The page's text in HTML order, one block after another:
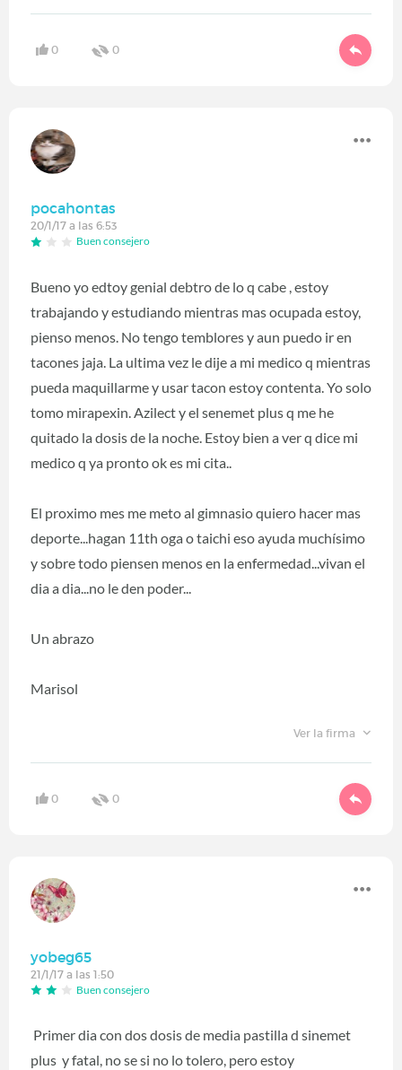
0 0
pocahontas
20/1/17 a las 6:53
Buen consejero
Bueno yo edtoy genial debtro de lo q cabe , estoy
trabajando y estudiando mientras mas ocupada estoy,
pienso menos. No tengo temblores y aun puedo ir en
tacones jaja. La ultima vez le dije a mi medico q mientras
pueda maquillarme y usar tacon estoy contenta. Yo solo
tomo mirapexin. Azilect y el senemet plus q me he
quitado la dosis de la noche. Estoy bien a ver q dice mi
medico q ya pronto ok es mi cita..
El proximo mes me meto al gimnasio quiero hacer mas
deporte...hagan 11th oga o taichi eso ayuda muchísimo
y sobre todo piensen menos en la enfermedad...vivan el
dia a dia...no le den poder...
Un abrazo
Marisol
Ver la firma
0 0
yobeg65
21/1/17 a las 1:50
Buen consejero
Primer dia con dos dosis de media pastilla d sinemet
plus y fatal, no se si no lo tolero, pero estoy